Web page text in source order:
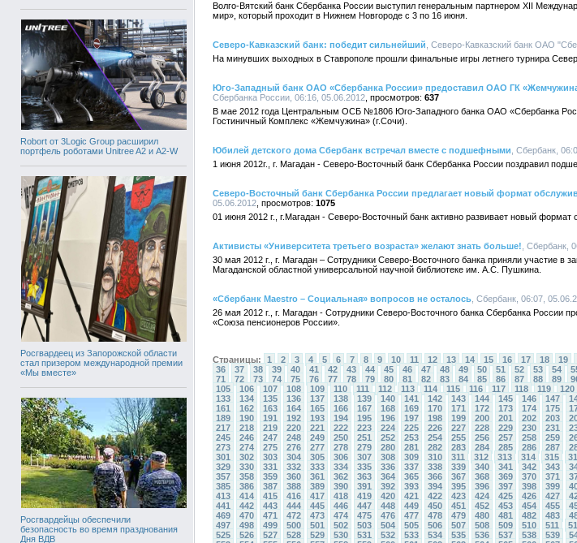
Robort от 3Logic Group расширил
портфель роботами Unitree A2 и A2-W
Росгвардеец из Запорожской области
стал призером международной премии
«Мы вместе»
Росгвардейцы обеспечили
безопасность во время празднования
Дня ВДВ
Волго-Вятский банк Сбербанка России выступил генеральным партнером XII
мир», который проходит в Нижнем Новгороде с 3 по 16 июня.
Северо-Кавказский банк: победит сильнейший , Северо-Кавказский банк ОАО
На минувших выходных в Ставрополе прошли финальные игры летнего турнира
Юго-Западный банк ОАО «Сбербанка России» предоставил ОАО ГК
Сбербанка России, 06:16, 05.06.2012
637
В мае 2012 года Центральным ОСБ №1806 Юго-Западного банка ОАО «Сбербанка
Гостиничный Комплекс «Жемчужина» (г.Сочи).
Юбилей детского дома Сбербанк встречал вместе с подшефными , Сбербанк,
1 июня 2012г., г. Магадан - Северо-Восточный банк Сбербанка России поздравил
Северо-Восточный банк Сбербанка России предлагает новый формат
05.06.2012
1075
01 июня 2012 г., г.Магадан - Северо-Восточный банк активно развивает новый
Активисты «Университета третьего возраста» желают знать больше! , Сбербанк,
30 мая 2012 г., г. Магадан – Сотрудники Северо-Восточного банка приняли участие в
Магаданской областной универсальной научной библиотеке им. А.С. Пушкина.
«Сбербанк Maestro – Социальная» вопросов не осталось , Сбербанк, 06:07,
26 мая 2012 г., г. Магадан - Сотрудники Северо-Восточного банка Сбербанка России
«Союза пенсионеров России».
Страницы: 1 2 3 4 5 6 7 8 9 10 11 12 13 14 15 16 17 18 19
36
37 38 39 40 41 42 43 44 45 46 47 48 49 50 51 52 53 54
71
72 73 74 75 76 77 78 79 80 81 82 83 84 85 86 87 88 89
105
106 107 108 109 110 111 112 113 114 115 116 117 118 119 120
133
134 135 136 137 138 139 140 141 142 143 144 145 146 147
161
162 163 164 165 166 167 168 169 170 171 172 173 174 175
189
190 191 192 193 194 195 196 197 198 199 200 201 202 203
217
218 219 220 221 222 223 224 225 226 227 228 229 230 231
245
246 247 248 249 250 251 252 253 254 255 256 257 258 259
273
274 275 276 277 278 279 280 281 282 283 284 285 286 287
301
302 303 304 305 306 307 308 309 310 311 312 313 314 315
329
330 331 332 333 334 335 336 337 338 339 340 341 342 343
357
358 359 360 361 362 363 364 365 366 367 368 369 370 371
385
386 387 388 389 390 391 392 393 394 395 396 397 398 399
413
414 415 416 417 418 419 420 421 422 423 424 425 426 427
441
442 443 444 445 446 447 448 449 450 451 452 453 454 455
469
470 471 472 473 474 475 476 477 478 479 480 481 482 483
497
498 499 500 501 502 503 504 505 506 507 508 509 510 511
525
526 527 528 529 530 531 532 533 534 535 536 537 538 539